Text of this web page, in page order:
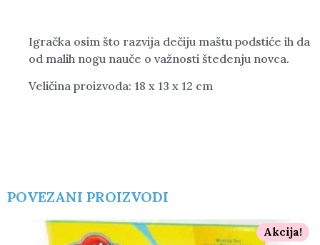
Igračka osim što razvija dečiju maštu podstiće ih da
od malih nogu nauče o važnosti štedenju novca.
Veličina proizvoda: 18 x 13 x 12 cm
POVEZANI PROIZVODI
Akcija!